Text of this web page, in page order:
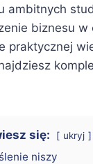
ambitnych
biznesu
praktycznej
się: ukryj
niszy